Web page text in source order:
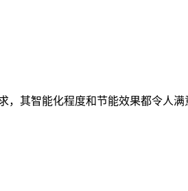
智能化程度和节能效果都令人满